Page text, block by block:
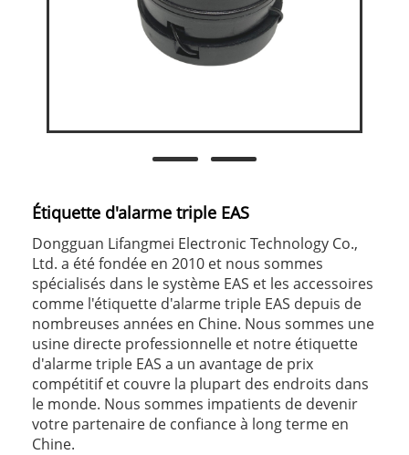
Étiquette d'alarme triple EAS
Dongguan Lifangmei Electronic Technology Co.,
Ltd. a été fondée en 2010 et nous sommes
spécialisés dans le système EAS et les accessoires
comme l'étiquette d'alarme triple EAS depuis de
nombreuses années en Chine. Nous sommes une
usine directe professionnelle et notre étiquette
d'alarme triple EAS a un avantage de prix
compétitif et couvre la plupart des endroits dans
le monde. Nous sommes impatients de devenir
votre partenaire de confiance à long terme en
Chine.